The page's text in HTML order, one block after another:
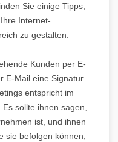
Sie einige Tipps,
Internet-
zu gestalten.
Kunden per E-
E-Mail eine Signatur
entspricht im
sollte ihnen sagen,
ist, und ihnen
sie befolgen können,